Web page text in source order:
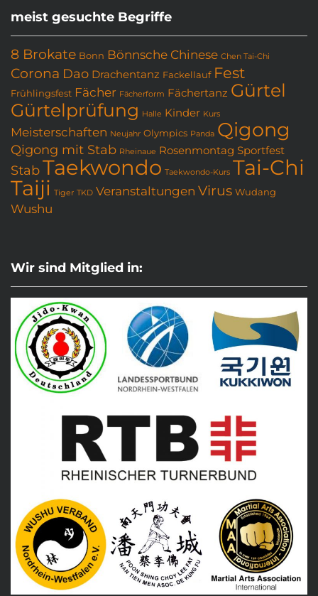
meist gesuchte Begriffe
8 Brokate Bonn Bönnsche Chinese Chen Tai-Chi
Corona Dao Drachentanz Fackellauf Fest
Frühlingsfest Fächer Fächerform Fächertanz Gürtel
Gürtelprüfung Halle Kinder Kurs
Meisterschaften Neujahr Olympics Panda Qigong
Qigong mit Stab Rheinaue Rosenmontag Sportfest
StabTaekwondo Taekwondo-Kurs Tai-Chi
Taiji Tiger TKD Veranstaltungen Virus Wudang
Wushu
Wir sind Mitglied in: